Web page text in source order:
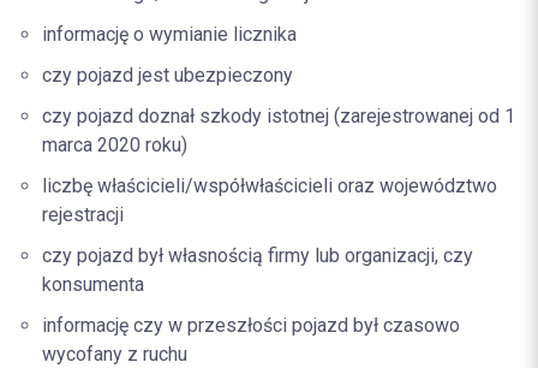
informację o wymianie licznika
czy pojazd jest ubezpieczony
czy pojazd doznał szkody istotnej (zarejestrowanej od 1
marca 2020 roku)
liczbę właścicieli/współwłaścicieli oraz województwo
rejestracji
czy pojazd był własnością firmy lub organizacji, czy
konsumenta
informację czy w przeszłości pojazd był czasowo
wycofany z ruchu